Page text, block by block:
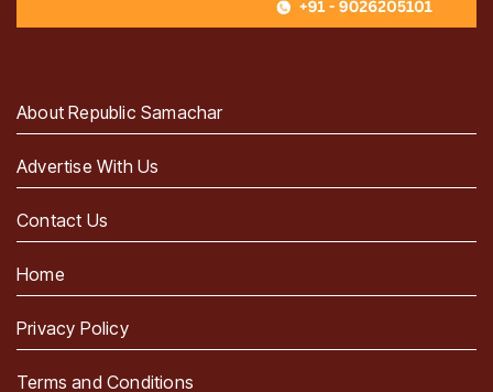
About Republic Samachar
Advertise With Us
Contact Us
Home
Privacy Policy
Terms and Conditions